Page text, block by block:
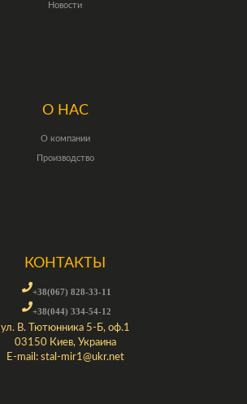
Новости
О НАС
О компании
Производство
КОНТАКТЫ
+38(067) 828-33-11
+38(044) 334-54-12
ул. В. Тютюнника 5-Б, оф.1
03150 Киев, Украина
E-mail: stal-mir1@ukr.net